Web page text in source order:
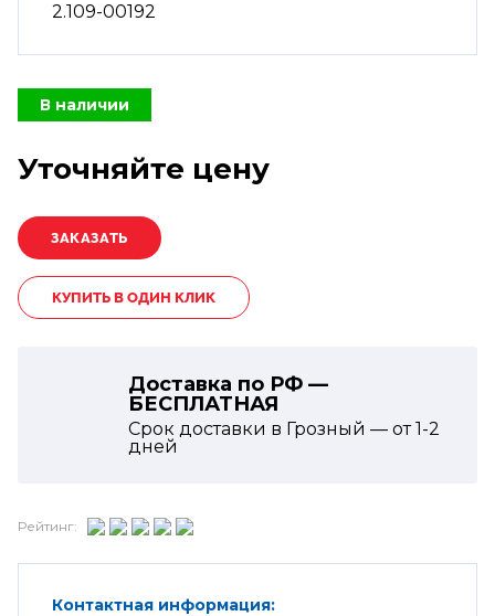
2.109-00192
В наличии
Уточняйте цену
КУПИТЬ В ОДИН КЛИК
Доставка по РФ —
БЕСПЛАТНАЯ
Срок доставки в Грозный — от1-2
дней
Рейтинг:
Контактная информация: